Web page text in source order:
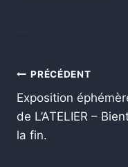
Navigation
de
l’article
PRÉCÉDENT
Exposition
de L’ATELIER –
la fin.